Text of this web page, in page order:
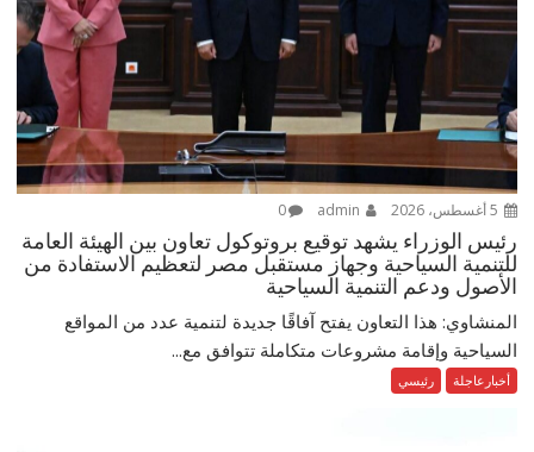
0
رئيس الوزراء يشهد توقيع بروتوكول تعاون بين الهيئة العامة
للتنمية السياحية وجهاز مستقبل مصر لتعظيم الاستفادة من
الأصول ودعم التنمية السياحية
المنشاوي: هذا التعاون يفتح آفاقًا جديدة لتنمية عدد من المواقع
السياحية وإقامة مشروعات متكاملة تتوافق مع...
أخبارعاجلة رئيسي